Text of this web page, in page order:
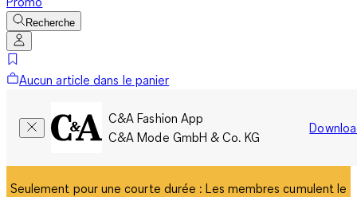
Recherche
Aucun article dans le panier
C&A Fashion App
C&A Mode GmbH & Co. KG
Seulement pour une courte durée : Les membres cumulent le